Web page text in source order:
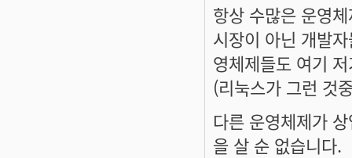
항상 수많은 운영
시장이 아닌 개발
영체제들도 여기
(리눅스가 그런 것
다른 운영체제가
을 살 순 없습니다.